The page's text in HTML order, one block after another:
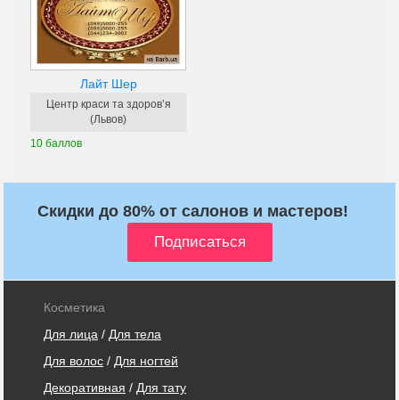
Лайт Шер
Центр краси та здоров’я
(Львов)
10 баллов
Скидки до 80% от салонов и мастеров!
Косметика
Для лица / Для тела
Для волос / Для ногтей
Декоративная / Для тату